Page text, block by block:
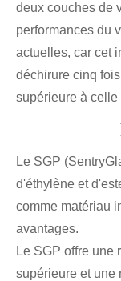
deux couches de
performances du
actuelles, car cet
déchirure cinq
supérieure à
Le SGP
d'éthylène et
comme matériau
avantages.
Le SGP offre une
supérieure et une